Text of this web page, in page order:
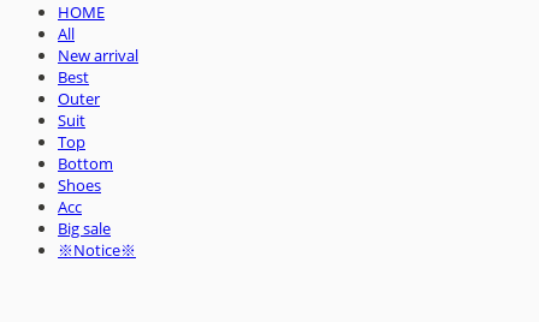
HOME
All
New arrival
Best
Outer
Suit
Top
Bottom
Shoes
Acc
Big sale
※Notice※